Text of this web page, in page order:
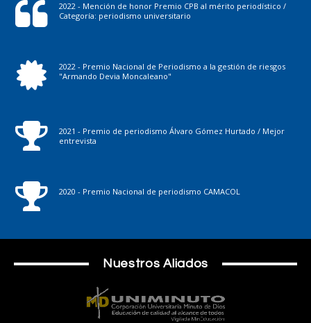
2022 - Mención de honor Premio CPB al mérito periodístico /
Categoría: periodismo universitario
2022 - Premio Nacional de Periodismo a la gestión de riesgos
"Armando Devia Moncaleano"
2021 - Premio de periodismo Álvaro Gómez Hurtado / Mejor
entrevista
2020 - Premio Nacional de periodismo CAMACOL
Nuestros Aliados